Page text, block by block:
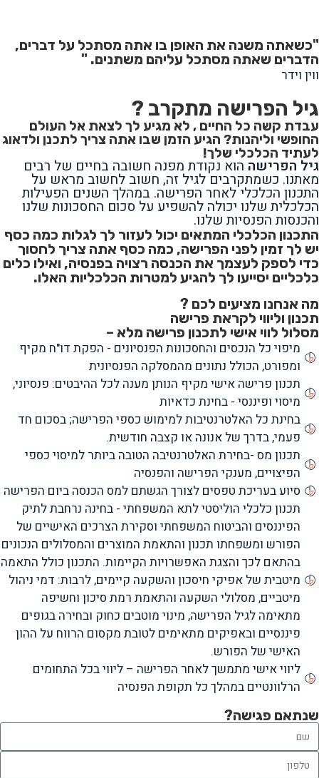
"כשאתה משנה את האופן בו אתה מסתכל על דברים,
הדברים שאתה מסתכל עליהם משתנים. "
ווין וידר
גיל הפרישה מתקרב ?
עבדת קשה כל החיים , לא מגיע לך לצאת אל העולם
החופשי וליהנות? הגיע הזמן שבו אתה צריך לתכנן ולדאוג
לעתיד הכלכלי שלך!
גיל הפרישה הוא נקודת מפנה חשובה בחיים של רבים
מאתנו. כשמתקרבים לגיל זה, חשוב לחשוב מראש על
התכנון הכלכלי לאחר הפרישה. במהלך השנים הפעילות
הכלכלית שלנו יכולה להשפיע על סכום החסכונות שלנו
והכנסות הפנסיות שלנו.
התכנון הכלכלי המתאים יכול לעזור לך לגלות כמה כסף
יש לך זמין לפני הפרישה, כמה כסף אתה צריך לחסוך
כדי לספק לעצמך את הכנסה רצויה בפנסיה, ואילו כלים
כלכליים יסייעו לך להגיע למטרות הכלכליות האלו.
מה אנחנו מציעים לכם ?
תכנון וליווי לקראת פרישה
מסלול לווי אישי לתכנון פרישה מלא –
מיפוי כל הנכסים והחסכונות הפנסיונים - הפקת דו"ח מקיף
ומפורט, הכולל נתונים מהמסלקה הפנסיונית
תכנון פרישה אישי מקיף הנותן מענה לכל ההיבטים: פנסיוני,
מיסוי ופיננסי - בחינת כדאיות
בחינת כל האלטרנטיבות למימוש כספי הפרישה; בסכום חד
פעמי, בדרך של אנונה או קצבה חודשית.
תכנון מס -בחירת האלטרנטיבה הטובה ביותר למיסוי כספי
הפיצויים, מענקי הפרישה והפנסיה
סיוע בעריכת טפסים לצורך הגשתם למס הכנסה ביום הפרישה
תכנון כלכלי הוליסטי לתא המשפחתי - בחינה נרחבת לתיק
הפיננסים והביטוח המשפחתי וסקירת הצרכים האישיים של
הפורש ומשפחתו תכנון והתאמת המוצרים והמסלולים הנכונים
בהתאם לכך והצגת האפשרויות הקיימות. התכנון כולל התאמה
מיטבית של אפיקי חיסכון והשקעה קיימים, לרבות: דמי ניהול
מיטביים, מסלולי השקעה והתאמת רמת סיכון וחשיפה
מתאימה לגיל הפרישה, מינוי מוטבים כחוק ובחירה בגופים
פיננסיים ובאפיקים מתאימים לטובת מקסום הרווח על ההון
האישי של הפורש.
ליווי אישי מתמשך לאחר הפרישה – ליווי בכל התחומים
הרלוונטיים במהלך כל תקופת הפנסיה
שנתאם פגישה?